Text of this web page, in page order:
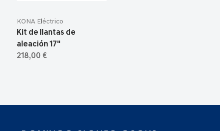
KONA Eléctrico
Kit de llantas de
aleación 17"
218,00 €